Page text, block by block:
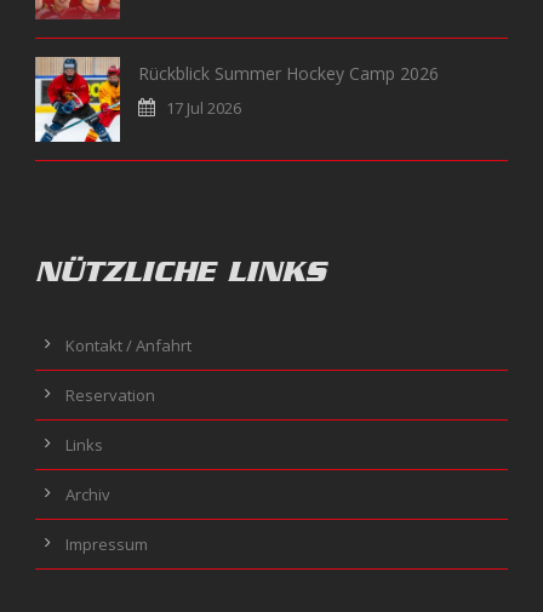
Rückblick Summer Hockey Camp 2026
17 Jul 2026
NÜTZLICHE LINKS
Kontakt / Anfahrt
Reservation
Links
Archiv
Impressum